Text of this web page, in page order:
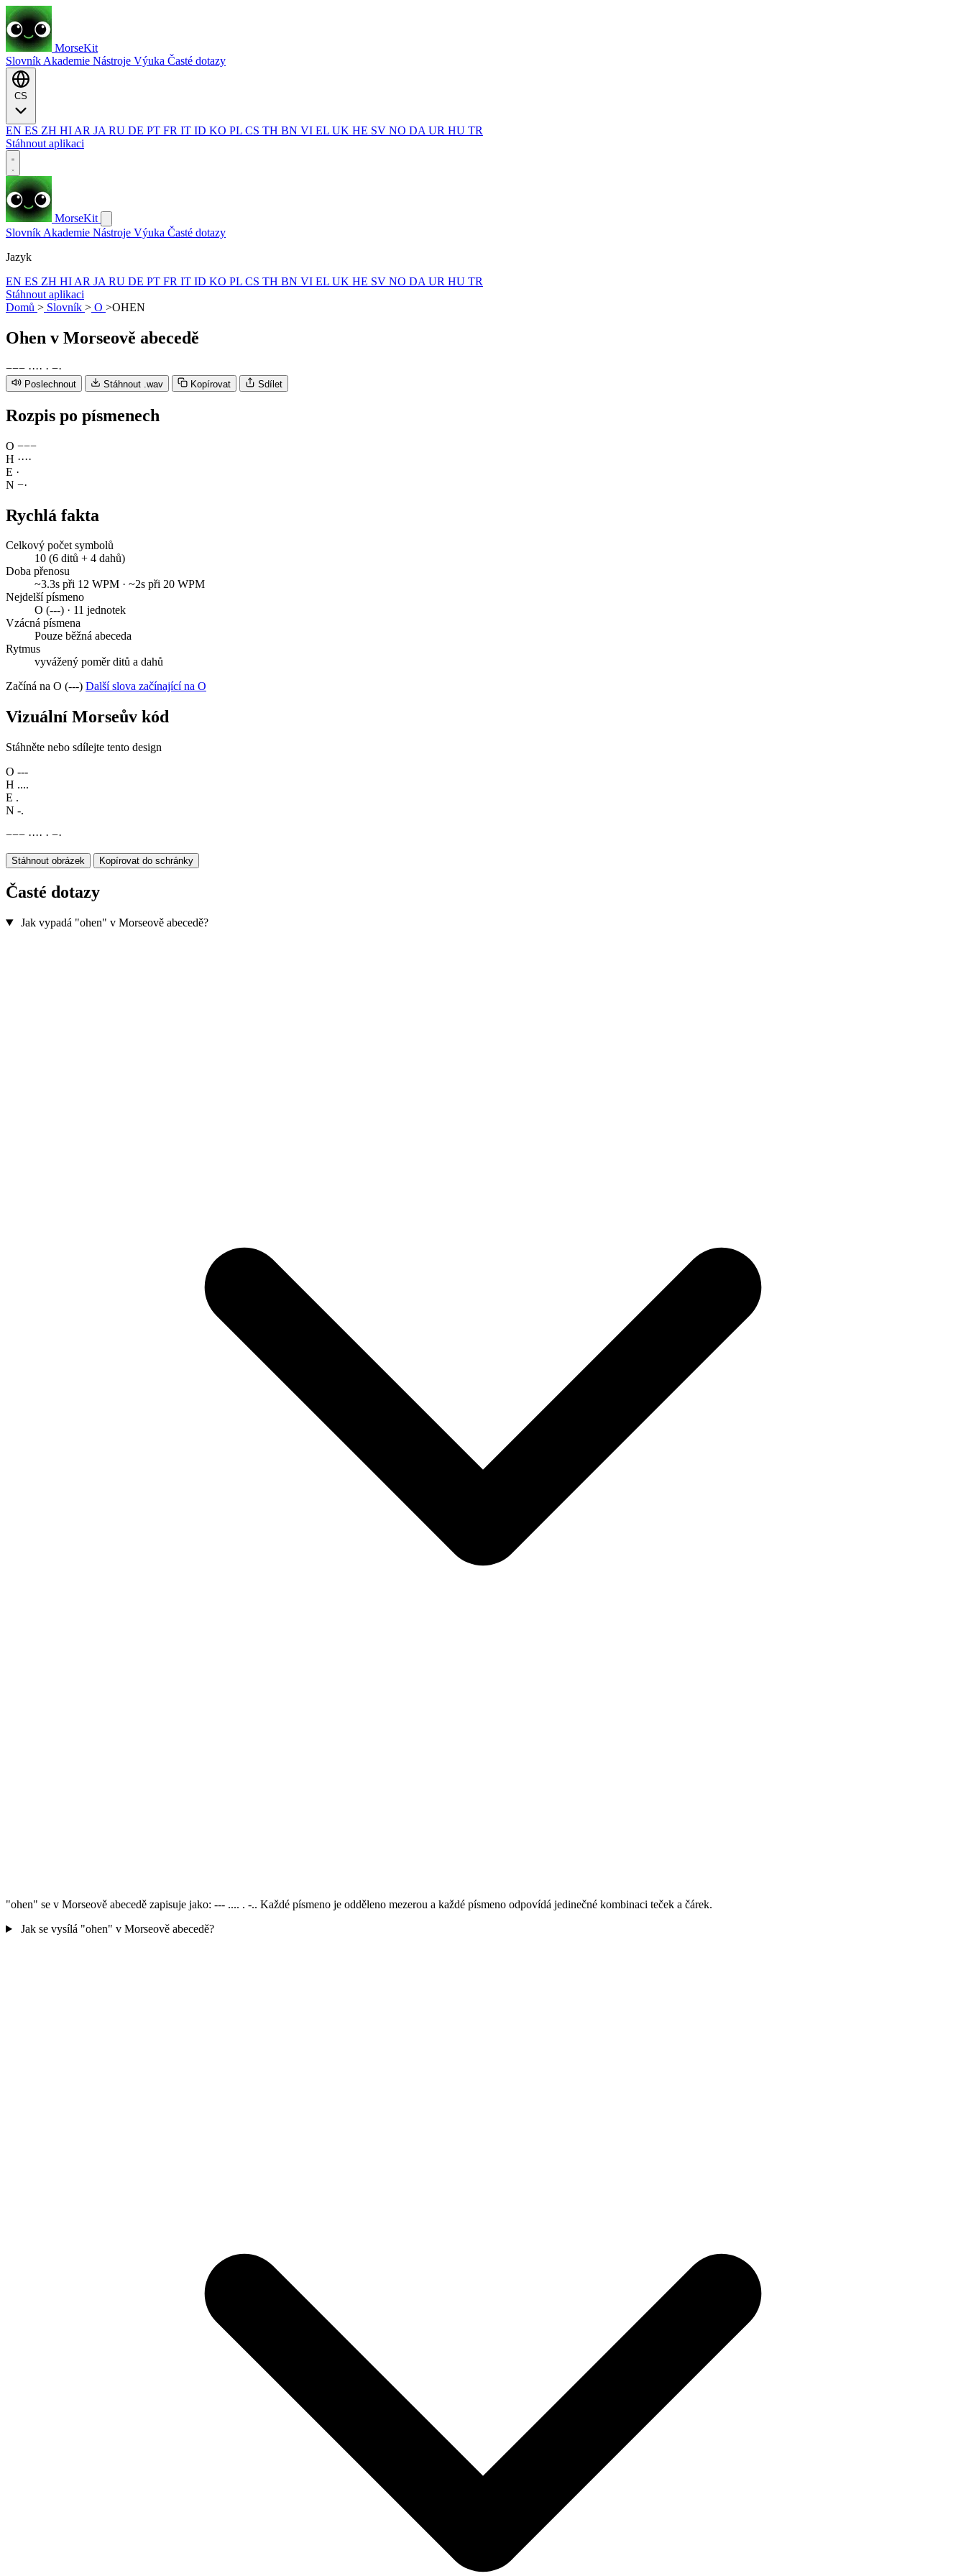
MorseKit
Slovník Akademie Nástroje Výuka Časté dotazy
EN ES ZH HI AR JA RU DE PT FR IT ID KO PL CS TH BN VI EL UK HE SV NO DA UR HU TR
Stáhnout aplikaci
MorseKit
Slovník Akademie Nástroje Výuka Časté dotazy
Jazyk
EN ES ZH HI AR JA RU DE PT FR IT ID KO PL CS TH BN VI EL UK HE SV NO DA UR HU TR
Stáhnout aplikaci
Domů > Slovník > O >OHEN
Ohen v Morseově abecedě
−−− ···· · −·
Poslechnout Stáhnout .wav Kopírovat Sdílet
Rozpis po písmenech
O −−−
H ····
E ·
N −·
Rychlá fakta
Celkový počet symbolů
10 (6 ditů + 4 dahů)
Doba přenosu
~3.3s při 12 WPM · ~2s při 20 WPM
Nejdelší písmeno
O (---) · 11 jednotek
Vzácná písmena
Pouze běžná abeceda
Rytmus
vyvážený poměr ditů a dahů
Začíná na O (---) Další slova začínající na O
Vizuální Morseův kód
Stáhněte nebo sdílejte tento design
O ---
H ....
E .
N -.
−−− ···· · −·
Stáhnout obrázek Kopírovat do schránky
Časté dotazy
Jak vypadá "ohen" v Morseově abecedě?
"ohen" se v Morseově abecedě zapisuje jako: --- .... . -.. Každé písmeno je odděleno mezerou a každé písmeno odpovídá jedinečné kombinaci teček a čárek.
Jak se vysílá "ohen" v Morseově abecedě?